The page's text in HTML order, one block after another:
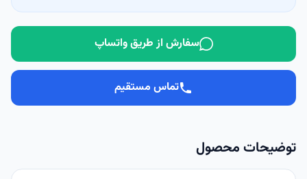
سفارش از طریق واتساپ
تماس مستقیم
توضیحات محصول